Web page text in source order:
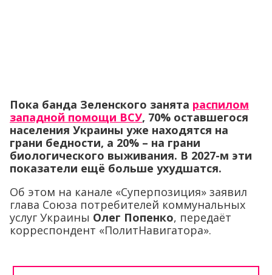
Пока банда Зеленского занята распилом
западной помощи ВСУ, 70% оставшегося
населения Украины уже находятся на
грани бедности, а 20% – на грани
биологического выживания. В 2027-м эти
показатели ещё больше ухудшатся.
Об этом на канале «Суперпозиция» заявил
глава Союза потребителей коммунальных
услуг Украины Олег Попенко, передаёт
корреспондент «ПолитНавигатора».